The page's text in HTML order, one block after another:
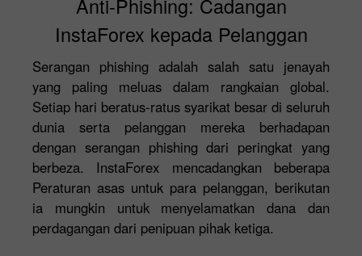
Anti-Phishing: Cadangan
InstaForex kepada Pelanggan
Serangan phishing adalah salah satu jenayah
yang paling meluas dalam rangkaian global.
Setiap hari beratus-ratus syarikat besar di seluruh
dunia serta pelanggan mereka berhadapan
dengan serangan phishing dari peringkat yang
berbeza. InstaForex mencadangkan beberapa
Peraturan asas untuk para pelanggan, berikutan
ia mungkin untuk menyelamatkan dana dan
perdagangan dari penipuan pihak ketiga.